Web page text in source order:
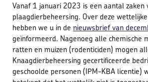
Vanaf 1 januari 2023 is een aantal zaken
plaagdierbeheersing. Over deze
hebben we u in de nieuwsbrief van
geïnformeerd. Nagenoeg alle chemische
ratten en muizen (rodenticiden) mogen
Knaagdierbeheersing gecertificeerde
geschoolde personen (IPM-KBA licentie)